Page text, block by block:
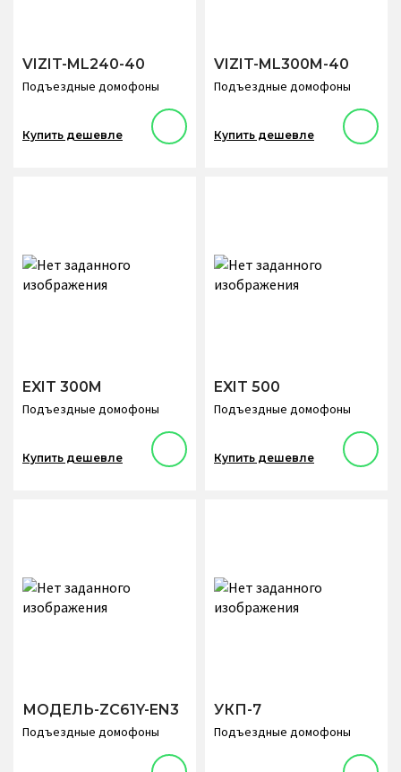
VIZIT-ML240-40
Подъездные домофоны
Купить дешевле
VIZIT-ML300M-40
Подъездные домофоны
Купить дешевле
EXIT 300M
Подъездные домофоны
Купить дешевле
EXIT 500
Подъездные домофоны
Купить дешевле
МОДЕЛЬ-ZC61Y-EN3
Подъездные домофоны
УКП-7
Подъездные домофоны